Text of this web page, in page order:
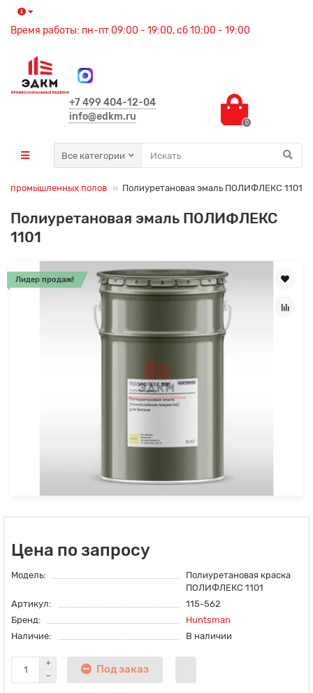
Время работы: пн-пт 09:00 - 19:00, сб 10:00 - 19:00
+7 499 404-12-04
info@edkm.ru
0
Все категории
промышленных полов Полиуретановая эмаль ПОЛИФЛЕКС 1101
Полиуретановая эмаль ПОЛИФЛЕКС
1101
Лидер продаж!
Цена по запросу
Модель:
Полиуретановая краска
ПОЛИФЛЕКС 1101
Артикул:
115-562
Бренд:
Huntsman
Наличие:
В наличии
Под заказ